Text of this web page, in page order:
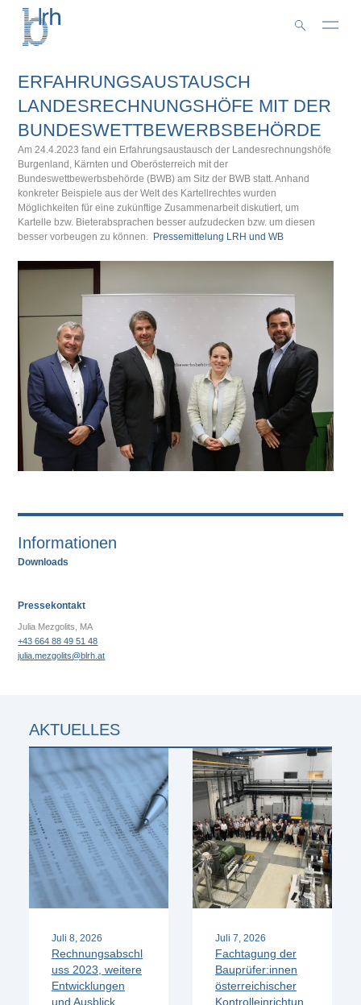
springen
ERFAHRUNGSAUSTAUSCH
LANDESRECHNUNGSHÖFE MIT DER
BUNDESWETTBEWERBSBEHÖRDE
Am 24.4.2023 fand ein Erfahrungsaustausch der Landesrechnungshöfe
Burgenland, Kärnten und Oberösterreich mit der
Bundeswettbewerbsbehörde (BWB) am Sitz der BWB statt. Anhand
konkreter Beispiele aus der Welt des Kartellrechtes wurden
Möglichkeiten für eine zukünftige Zusammenarbeit diskutiert, um
Kartelle bzw. Bieterabsprachen besser aufzudecken bzw. um diesen
besser vorbeugen zu können. Pressemittelung LRH und WB
Informationen
Downloads
Pressekontakt
Julia Mezgolits, MA
+43 664 88 49 51 48
julia.mezgolits@blrh.at
AKTUELLES
Juli 8, 2026
Rechnungsabschl
uss 2023, weitere
Entwicklungen
und Ausblick
Juli 7, 2026
Fachtagung der
Bauprüfer:innen
österreichischer
Kontrolleinrichtun